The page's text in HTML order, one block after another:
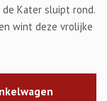
de Kater sluipt rond.
wint deze vrolijke